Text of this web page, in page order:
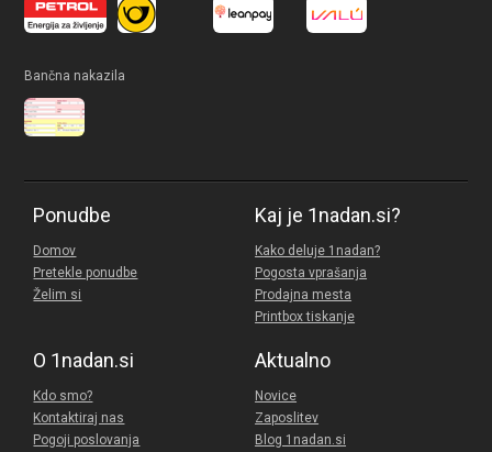
Bančna nakazila
Ponudbe
Domov
Pretekle ponudbe
Želim si
Kaj je 1nadan.si?
Kako deluje 1nadan?
Pogosta vprašanja
Prodajna mesta
Printbox tiskanje
O 1nadan.si
Kdo smo?
Kontaktiraj nas
Pogoji poslovanja
Aktualno
Novice
Zaposlitev
Blog 1nadan.si